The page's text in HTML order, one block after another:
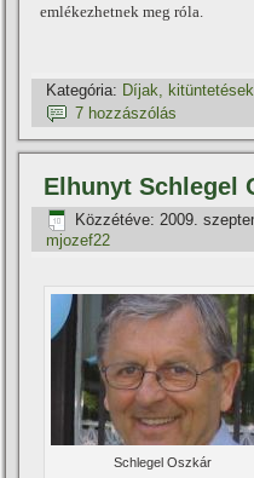
emlékezhetnek meg róla.
Kategória: Dí­jak, kitüntetések
7 hozzászólás
Elhunyt Schlegel
Közzétéve: 2009.
mjozef22
Schlegel Oszkár